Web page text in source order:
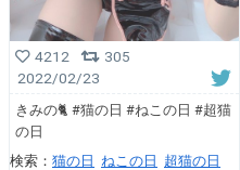
4212
305
2022/02/23
きみの🐈 #猫の日 #ねこの日 #超猫
の日
検索： 猫の日 ねこの日 超猫の日